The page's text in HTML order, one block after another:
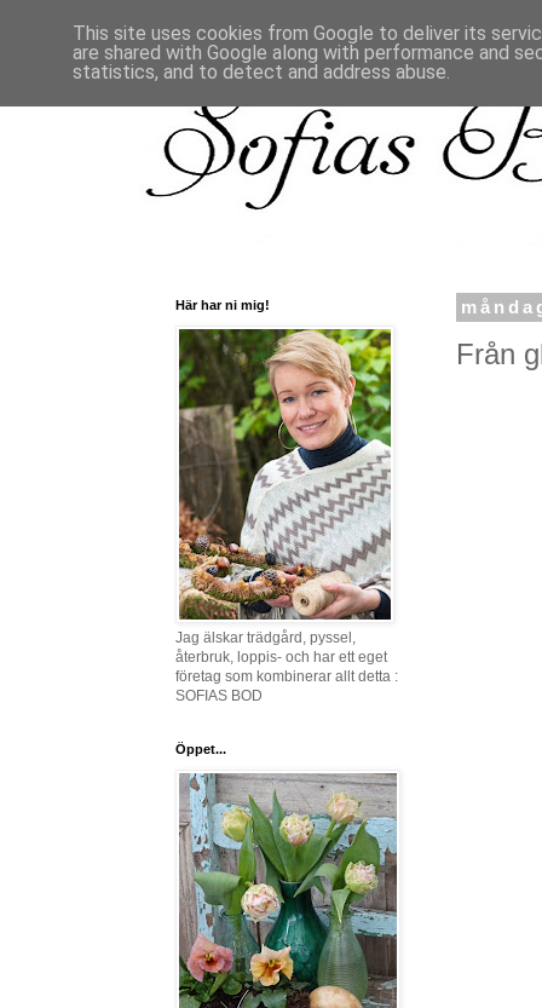
Från
Här har ni mig!
Jag älskar trädgård, pyssel,
återbruk, loppis- och har ett eget
företag som kombinerar allt detta :
SOFIAS BOD
Öppet...
This site uses cookies from Google to deliver its
are shared with Google along with performance and
statistics, and to detect and address abuse.